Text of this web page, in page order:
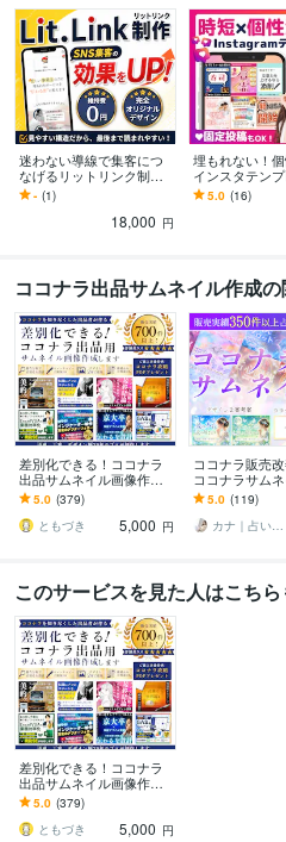
迷わない導線で集客につ
なげるリットリンク制作
します ただのリンク集で
終わらせず、“伝わる順
番”に整理します！
- (1)
18,000 円
埋もれない！
インスタテンプ
ります ★データ
即日利用で効率
投稿も対応可
5.0 (16)
ココナラ出品サムネイル作成
差別化できる！ココナラ
出品サムネイル画像作成
します サービス画像デザ
イン2案作成⭐️ココナラ攻
略PDF付❗️
5.0 (379)
ともづき
5,000 円
ココナラ販売
ココナラサムネ
します おすす
目を狙うための
販売導線を設
5.0 (119)
カナ｜占い・スピ系専門制作代行
このサービスを見た人はこち
差別化できる！ココナラ
出品サムネイル画像作成
します サービス画像デザ
イン2案作成⭐️ココナラ攻
略PDF付❗️
5.0 (379)
ともづき
5,000 円